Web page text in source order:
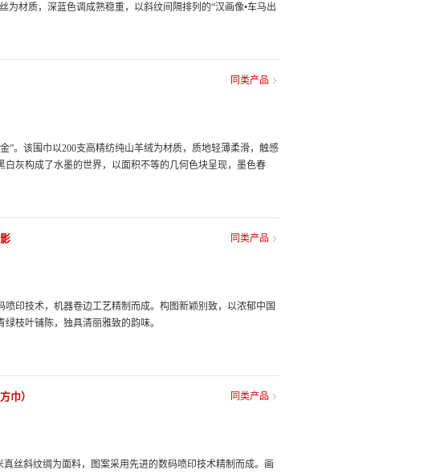
为材质，深蓝色调成熟稳重，以斜纹间隔排列的“汉画像•车马出
同类产品
”。该围巾以200支高精纺纯山羊绒为材质，质地轻薄柔滑，触感
灰构成了水墨的世界，以面积不等的几何色块呈现，墨色春
同类产品
印技术，机器卷边工艺精制而成。构图新颖别致，以浓郁中国
枝叶铺陈，独具清丽雅致的韵味。
巾）
同类产品
丝斜纹绸为面料，图案采用先进的数码喷印技术精制而成。画